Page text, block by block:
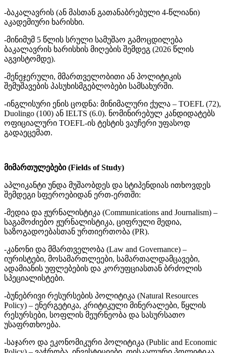
-ბაკალავრის (ან მასთან გათანაბრებული 4-წლიანი)
აკადემიური ხარისხი.
-მინიმუმ 5 წლის სრული სამუშაო გამოცდილება
ბაკალავრის ხარისხის მიღების შემდეგ (2026 წლის
აგვისტომდე).
-მენეჯერული, მმართველობითი ან პოლიტიკის
შემუშავების პასუხისმგებლობები სამსახურში.
-ინგლისური ენის ცოდნა: მინიმალური ქულა – TOEFL (72),
Duolingo (100) ან IELTS (6.0). ნომინირებულ კანდიდატებს
ოფიციალური TOEFL-ის ტესტის ვაუჩერი უფასოდ
გადაეცემათ.
მიმართულებები (Fields of Study)
აპლიკანტი უნდა მუშაობდეს და სტიპენდიას ითხოვდეს
შემდეგი სფეროებიდან ერთ-ერთში:
-მედია და ჟურნალისტიკა (Communications and Journalism) –
საგამოძიებო ჟურნალისტიკა, ციფრული მედია,
საზოგადოებასთან ურთიერთობა (PR).
-კანონი და მმართველობა (Law and Governance) –
იურისტები, მოსამართლეები, სამართალდამცავები,
ადამიანის უფლებების და კორუფციასთან ბრძოლის
სპეციალისტები.
-ბუნებრივი რესურსების პოლიტიკა (Natural Resources
Policy) – ენერგეტიკა, კრიტიკული მინერალები, წყლის
რესურსები, სოფლის მეურნეობა და სასურსათო
უსაფრთხოება.
-საჯარო და ეკონომიკური პოლიტიკა (Public and Economic